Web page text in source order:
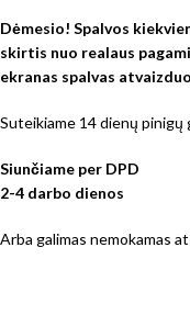
Dėmesio! Spalvos
skirtis nuo realaus
ekranas spalvas
Suteikiame 14 dienų pinigų
Siunčiame per DPD
2-4 darbo dienos
Arba galimas nemokamas